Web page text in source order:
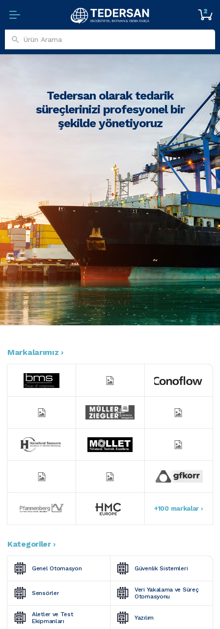
2
Tedersan olarak tedarik
süreçlerinizi profesyonel bir
şekilde yönetiyoruz
Markalarımız ›
+100 markalar ›
Kategoriler ›
Genel Otomasyon Güvenlik Sistemleri
Sensörler
Veri Yakalama ve Süreç
Otomasyonu
Aletler ve Test
Ekipmanları
Yazılım